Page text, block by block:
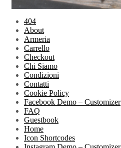
404
About
Armeria
Carrello
Checkout
Chi Siamo
Condizioni
Contatti
Cookie Policy
Facebook Demo – Customizer
FAQ
Guestbook
Home
Icon Shortcodes